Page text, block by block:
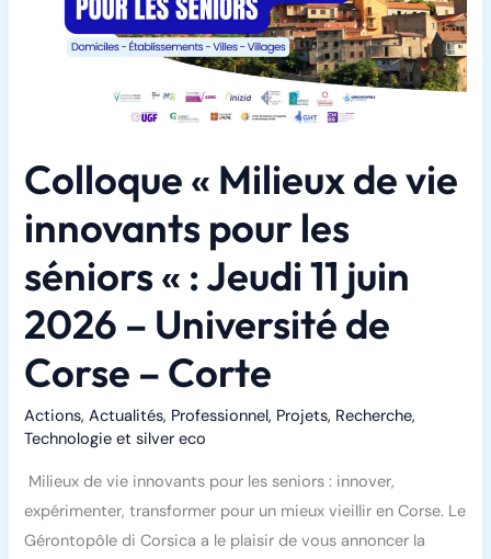
Colloque « Milieux de vie
innovants pour les
séniors « : Jeudi 11 juin
2026 – Université de
Corse – Corte
Actions,Actualités, Professionnel, Projets, Recherche,
Technologie et silver eco
Milieux de vie innovants pour les seniors : innover,
expérimenter, transformer pour un mieux vieillir en Corse. Le
Gérontopôle di Corsica a le plaisir de vous annoncer la